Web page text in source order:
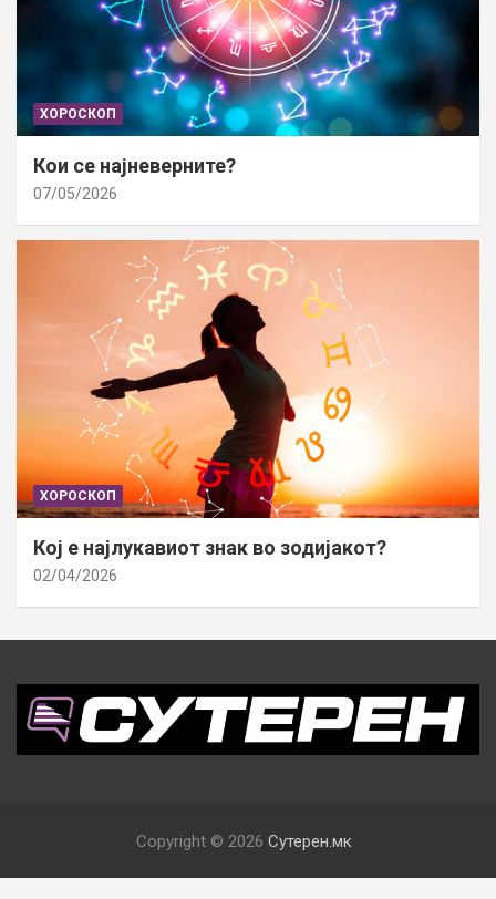
ХОРОСКОП
Кои се најневерните?
07/05/2026
ХОРОСКОП
Кој е најлукавиот знак во зодијакот?
02/04/2026
Copyright © 2026 Сутерен.мк